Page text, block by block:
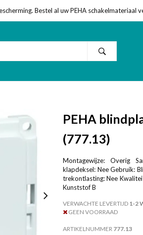
Bestel al uw PEHA schakelmateriaal
PEHA
(777.13)
Montagewijze: Overig
klapdeksel: Nee Gebruik:
trekontlasting: Nee
Kunststof B
VERWACHTE LEVERTIJD1-2
GEEN VOORRAAD
ARTIKELNUMMER 777.13